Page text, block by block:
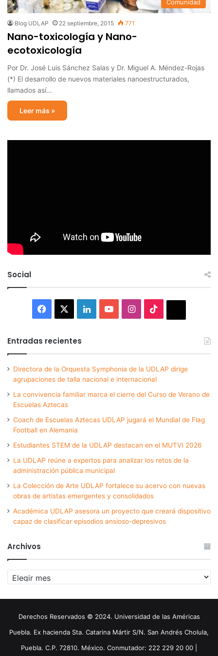
Comunidad
Blog UDLAP 22 septiembre, 2015 771
Nano-toxicología y Nano-
ecotoxicología
Por Dr. José Luis Sánchez Salas y Dr. Miguel A. Méndez-Rojas
(*) El desarrollo de nuevos materiales nanoestructurados,
llamados así…
Leer más »
Social
Facebook LinkedInYouTubeInstagram
Entradas recientes
Directora de la Orquesta Symphonia de la UDLAP dirige
agrupaciones de talla nacional e internacional
La convivencia familiar marca el cierre del Curso de Verano de
Escuelas Aztecas
Coach de Escuelas Aztecas UDLAP jugará el Mundial de Flag
Football en Alemania
Estudiantes STEM de la UDLAP destacan en el MUTVI 2026
La UDLAP reúne a expertos para analizar los retos de la
administración pública municipal
La Colección de Arte UDLAP fortalece su acervo con nuevas
obras de artistas emergentes y consolidados
Académica UDLAP asesora un proyecto que creará dispositivo
capaz de clasificar episodios ansioso-depresivos
Archivos
Archivos
Derechos Reservados © 2024. Universidad de las Américas
Puebla. Ex hacienda Sta. Catarina Mártir S/N. San Andrés Cholula,
Puebla. C.P. 72810. México. Conmutador: 222 229 20 00 |